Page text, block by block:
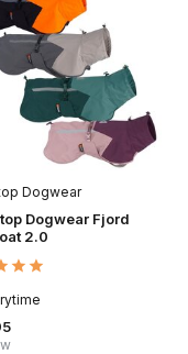
Dogwear
Dogwear Fjord
2.0